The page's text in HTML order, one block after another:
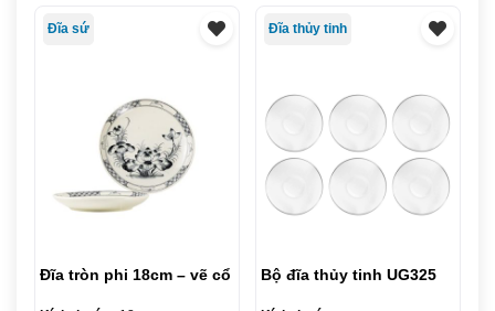
Đĩa sứ
Đĩa tròn phi 18cm – vẽ cổ
Đĩa thủy tinh
Bộ đĩa thủy tinh UG325